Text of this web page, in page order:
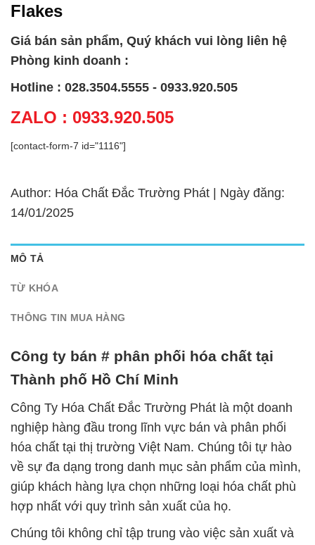
Flakes
Giá bán sản phẩm, Quý khách vui lòng liên hệ
Phòng kinh doanh :
Hotline : 028.3504.5555 - 0933.920.505
ZALO : 0933.920.505
[contact-form-7 id="1116"]
Author: Hóa Chất Đắc Trường Phát | Ngày đăng:
14/01/2025
MÔ TẢ
TỪ KHÓA
THÔNG TIN MUA HÀNG
Công ty bán # phân phối hóa chất tại
Thành phố Hồ Chí Minh
Công Ty Hóa Chất Đắc Trường Phát là một doanh
nghiệp hàng đầu trong lĩnh vực bán và phân phối
hóa chất tại thị trường Việt Nam. Chúng tôi tự hào
về sự đa dạng trong danh mục sản phẩm của mình,
giúp khách hàng lựa chọn những loại hóa chất phù
hợp nhất với quy trình sản xuất của họ.
Chúng tôi không chỉ tập trung vào việc sản xuất và